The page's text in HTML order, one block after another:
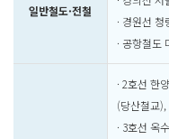
일반철도·전철
· 경원선
· 공항철도
· 2호선 한
(당산철교
· 3호선 옥